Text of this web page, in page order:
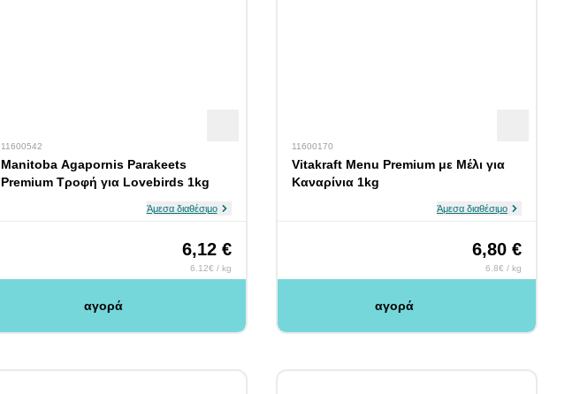
11600542
Manitoba Agapornis Parakeets
Premium Τροφή για Lovebirds 1kg
Άμεσα διαθέσιμο
6,12 €
6.12€ / kg
αγορά
11600170
Vitakraft Menu Premium με Μέλι για
Καναρίνια 1kg
Άμεσα διαθέσιμο
6,80 €
6.8€ / kg
αγορά